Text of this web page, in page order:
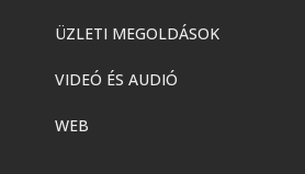
ÜZLETI MEGOLDÁSOK
VIDEÓ ÉS AUDIÓ
WEB